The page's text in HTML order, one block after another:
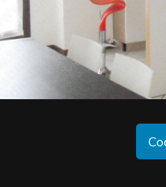
CONTATTI
Provincia
Comune